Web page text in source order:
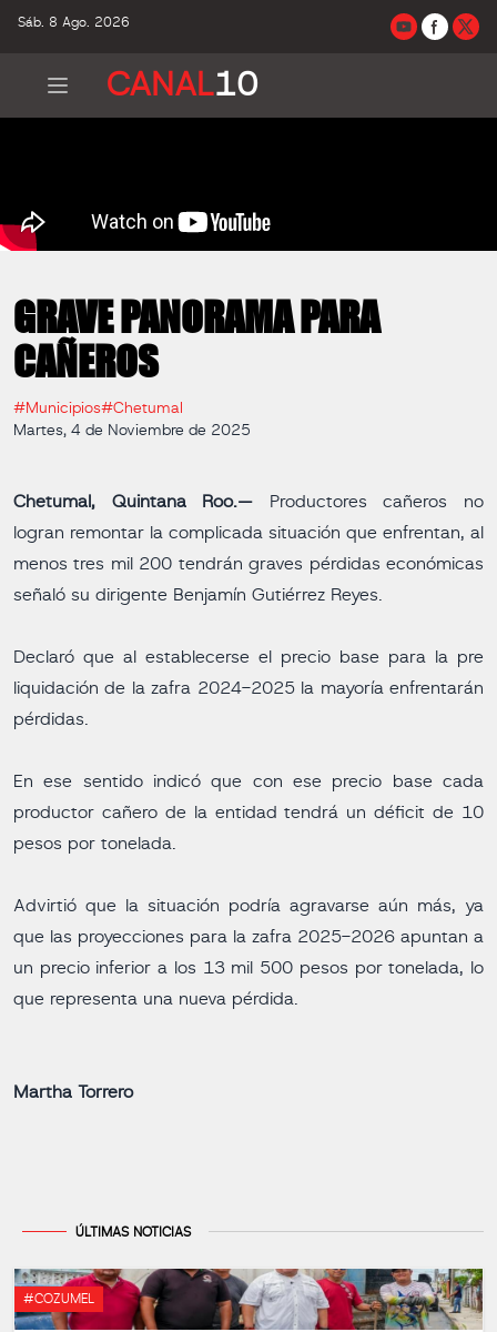
Sáb. 8 Ago. 2026
CANAL10
GRAVE PANORAMA PARA
CAÑEROS
#Municipios#Chetumal
Martes, 4 de Noviembre de 2025
Chetumal, Quintana Roo.—
Productores cañeros no
logran remontar la complicada situación que enfrentan, al
menos tres mil 200 tendrán graves pérdidas económicas
señaló su dirigente Benjamín Gutiérrez Reyes.
Declaró que al establecerse el precio base para la pre
liquidación de la zafra 2024-2025 la mayoría enfrentarán
pérdidas.
En ese sentido indicó que con ese precio base cada
productor cañero de la entidad tendrá un déficit de 10
pesos por tonelada.
Advirtió que la situación podría agravarse aún más, ya
que las proyecciones para la zafra 2025-2026 apuntan a
un precio inferior a los 13 mil 500 pesos por tonelada, lo
que representa una nueva pérdida.
Martha Torrero
ÚLTIMAS NOTICIAS
#COZUMEL